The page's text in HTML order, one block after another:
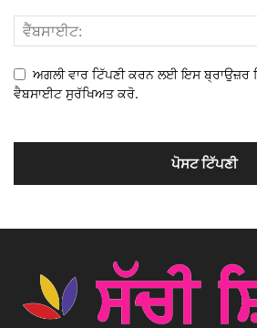
ਅਗਲੀ ਵਾਰ ਟਿੱਪਣੀ ਕਰਨ ਲਈ ਇਸ ਬ੍ਰਾਉਜ਼ਰ
ਵੈਬਸਾਈਟ ਸੁਰੱਖਿਅਤ ਕਰੋ.